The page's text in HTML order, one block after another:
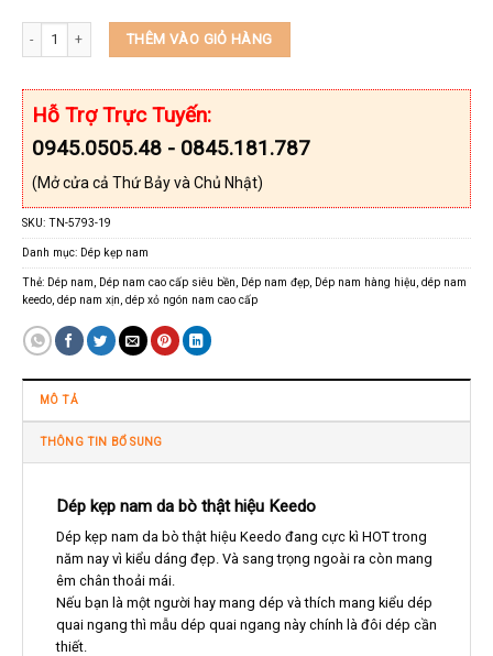
Dép kẹp nam da bò thật cao cấp KEEDO TN-5793-19 số lượng
THÊM VÀO GIỎ HÀNG
Hỗ Trợ Trực Tuyến:
0945.0505.48 - 0845.181.787
(Mở cửa cả Thứ Bảy và Chủ Nhật)
SKU: TN-5793-19
Danh mục: Dép kẹp nam
Thẻ: Dép nam, Dép nam cao cấp siêu bền, Dép nam đẹp, Dép nam hàng hiệu, dép nam
keedo, dép nam xịn, dép xỏ ngón nam cao cấp
MÔ TẢ
THÔNG TIN BỔ SUNG
Dép kẹp nam da bò thật hiệu Keedo
Dép kẹp nam da bò thật hiệu Keedo đang cực kì HOT trong
năm nay vì kiểu dáng đẹp. Và sang trọng ngoài ra còn mang
êm chân thoải mái.
Nếu bạn là một người hay mang dép và thích mang kiểu dép
quai ngang thì mẫu dép quai ngang này chính là đôi dép cần
thiết.